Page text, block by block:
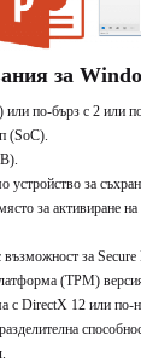
за
по-бърз с 2 или
(SoC).
за
за активиране
за Secure
(TPM)
с DirectX 12 или по-